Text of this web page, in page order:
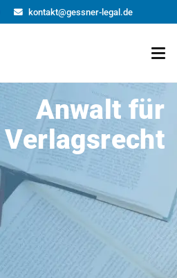
kontakt@gessner-legal.de
Anwalt für
Verlagsrecht